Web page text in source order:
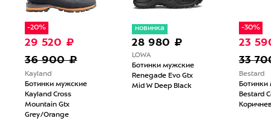
-20%
29 520 ₽
36 900 ₽
Kayland
Ботинки мужские
Kayland Cross
Mountain Gtx
Grey/Orange
новинка
28 980 ₽
LOWA
Ботинки мужские
Renegade Evo Gtx
Mid W Deep Black
-30%
23
33
Bestard
Ботинки
Bestard